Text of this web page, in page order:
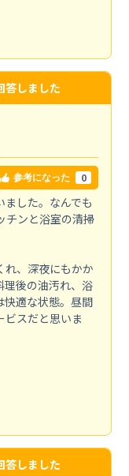
答しました
参考になった 0
した。なんでも
チンと浴室の清掃
れ、深夜にもかか
理後の油汚れ、浴
快適な状態。昼間
ビスだと思いま
答しました